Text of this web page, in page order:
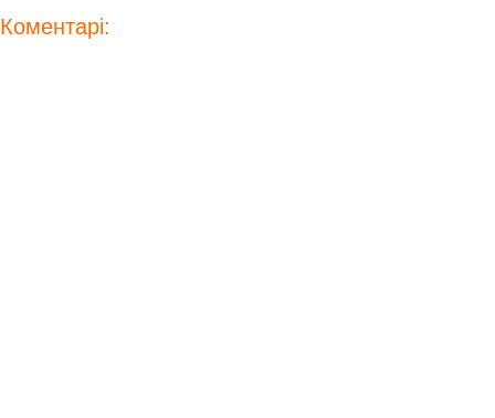
Коментарі: